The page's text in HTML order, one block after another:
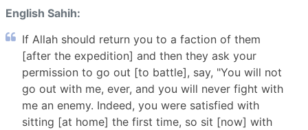
English Sahih:
If Allah should return you to a faction of them
[after the expedition] and then they ask your
permission to go out [to battle], say, "You will not
go out with me, ever, and you will never fight with
me an enemy. Indeed, you were satisfied with
sitting [at home] the first time, so sit [now] with